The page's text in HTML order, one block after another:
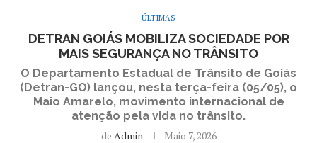
ÚLTIMAS
DETRAN GOIÁS MOBILIZA SOCIEDADE POR
MAIS SEGURANÇA NO TRÂNSITO
O Departamento Estadual de Trânsito de Goiás
(Detran-GO) lançou, nesta terça-feira (05/05), o
Maio Amarelo, movimento internacional de
atenção pela vida no trânsito.
de Admin Maio 7, 2026